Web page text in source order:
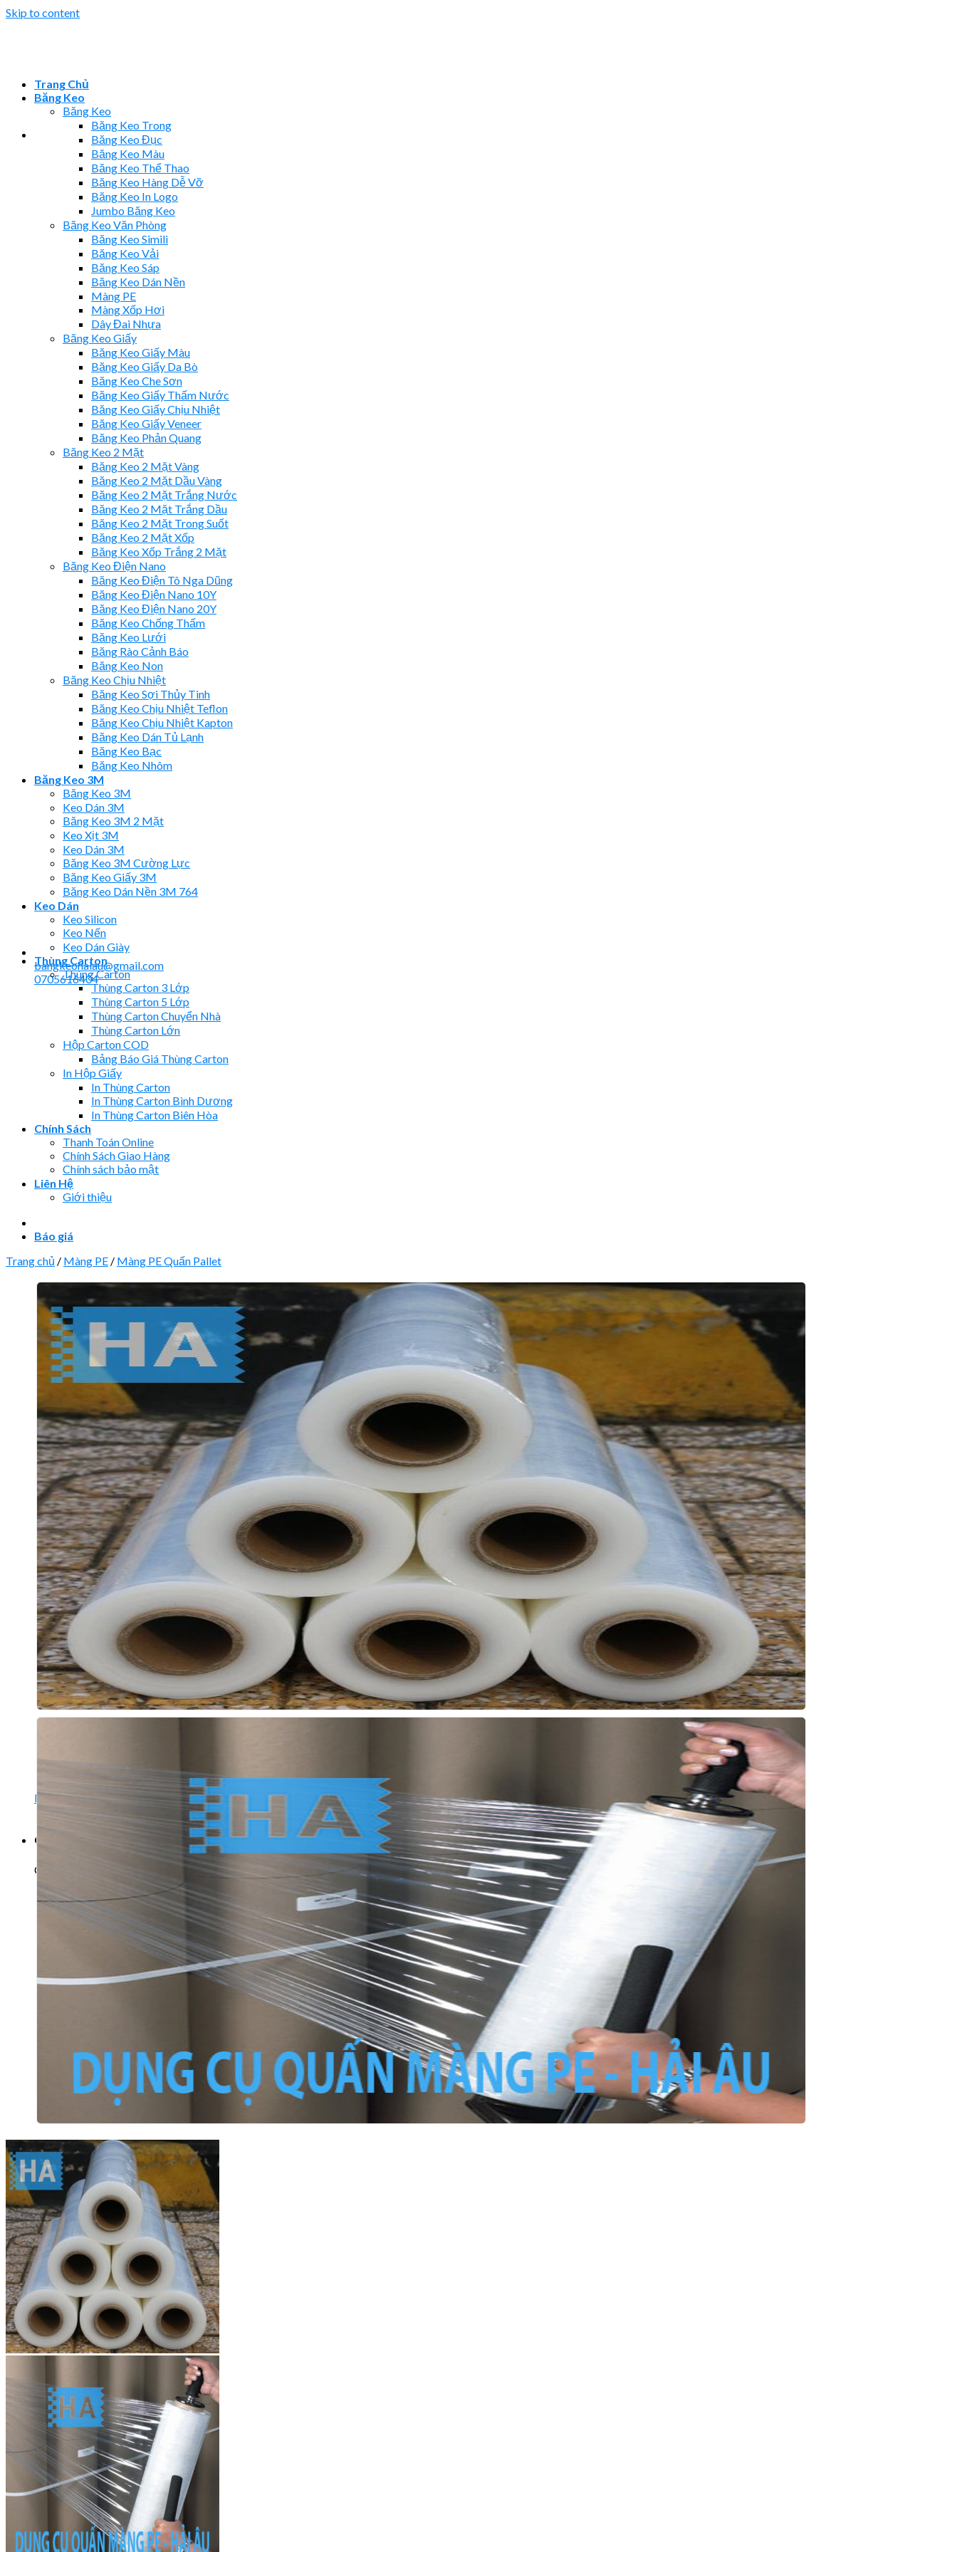
Skip to content
bangkeohaiau@gmail.com
0705616404
Hỗ trợ 24/7
Giỏ hàng
Chưa có sản phẩm trong giỏ hàng.
Trang Chủ
Băng Keo
Băng Keo
Băng Keo Trong
Băng Keo Đục
Băng Keo Màu
Băng Keo Thể Thao
Băng Keo Hàng Dễ Vỡ
Băng Keo In Logo
Jumbo Băng Keo
Băng Keo Văn Phòng
Băng Keo Simili
Băng Keo Vải
Băng Keo Sáp
Băng Keo Dán Nền
Màng PE
Màng Xốp Hơi
Dây Đai Nhựa
Băng Keo Giấy
Băng Keo Giấy Màu
Băng Keo Giấy Da Bò
Băng Keo Che Sơn
Băng Keo Giấy Thấm Nước
Băng Keo Giấy Chịu Nhiệt
Băng Keo Giấy Veneer
Băng Keo Phản Quang
Băng Keo 2 Mặt
Băng Keo 2 Mặt Vàng
Băng Keo 2 Mặt Dầu Vàng
Băng Keo 2 Mặt Trắng Nước
Băng Keo 2 Mặt Trắng Dầu
Băng Keo 2 Mặt Trong Suốt
Băng Keo 2 Mặt Xốp
Băng Keo Xốp Trắng 2 Mặt
Băng Keo Điện Nano
Băng Keo Điện Tô Nga Dũng
Băng Keo Điện Nano 10Y
Băng Keo Điện Nano 20Y
Băng Keo Chống Thấm
Băng Keo Lưới
Băng Rào Cảnh Báo
Băng Keo Non
Băng Keo Chịu Nhiệt
Băng Keo Sợi Thủy Tinh
Băng Keo Chịu Nhiệt Teflon
Băng Keo Chịu Nhiệt Kapton
Băng Keo Dán Tủ Lạnh
Băng Keo Bạc
Băng Keo Nhôm
Băng Keo 3M
Băng Keo 3M
Keo Dán 3M
Băng Keo 3M 2 Mặt
Keo Xịt 3M
Keo Dán 3M
Băng Keo 3M Cường Lực
Băng Keo Giấy 3M
Băng Keo Dán Nền 3M 764
Keo Dán
Keo Silicon
Keo Nến
Keo Dán Giày
Thùng Carton
Thùng Carton
Thùng Carton 3 Lớp
Thùng Carton 5 Lớp
Thùng Carton Chuyển Nhà
Thùng Carton Lớn
Hộp Carton COD
Bảng Báo Giá Thùng Carton
In Hộp Giấy
In Thùng Carton
In Thùng Carton Bình Dương
In Thùng Carton Biên Hòa
Chính Sách
Thanh Toán Online
Chính Sách Giao Hàng
Chính sách bảo mật
Liên Hệ
Giới thiệu
Báo giá
Trang chủ / Màng PE / Màng PE Quấn Pallet